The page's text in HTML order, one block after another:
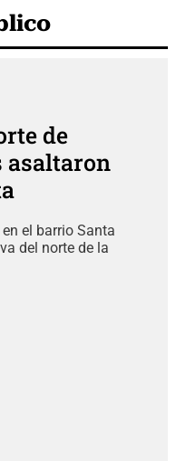
de
asaltaron
el barrio Santa
del norte de la